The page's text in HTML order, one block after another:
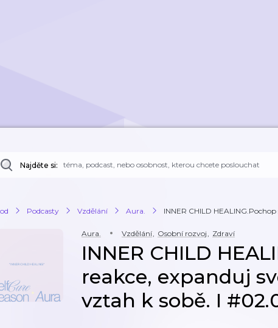
Najděte si:
Podcasty Vzdělání Aura. INNER CHILD HEALING.Pochop
Aura. Vzdělání, Osobní rozvoj, Zdraví
INNER CHILD
reakce, expanduj
vztah k sobě. I